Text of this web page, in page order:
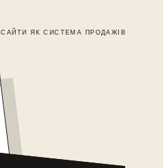
САЙТИ ЯК СИСТЕМА ПРОДАЖІВ